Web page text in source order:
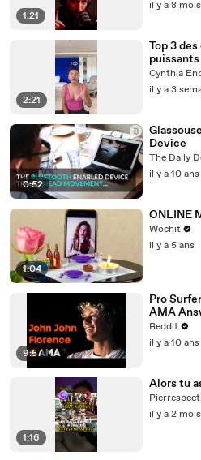
1:21
il y a 8 mois
2:21
Top 3
Cynthia
il y a 3
0:52
Device
The Daily
il y a 10 ans
1:04
ONLINE
Wochit
il y a 5 ans
9:57
Pro
AMA
Reddit
il y a 10 ans
1:16
Alors tu
il y a 2 mois